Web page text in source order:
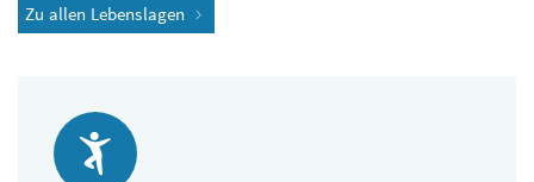
Zu allen Lebenslagen